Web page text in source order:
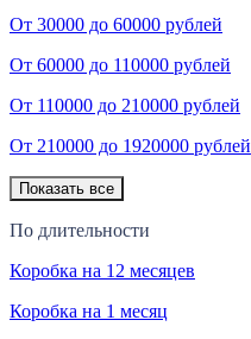
От 30000 до 60000 рублей
От 60000 до 110000 рублей
От 110000 до 210000 рублей
От 210000 до 1920000 рублей
Показать все
По длительности
Коробка на 12 месяцев
Коробка на 1 месяц